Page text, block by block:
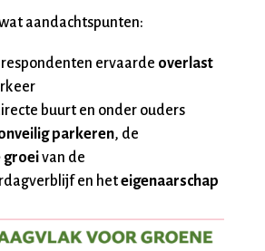
aandachtspunten:
ervaarde overlast
buurt en onder ouders
parkeren, de
groeivan de
en heteigenaarschap